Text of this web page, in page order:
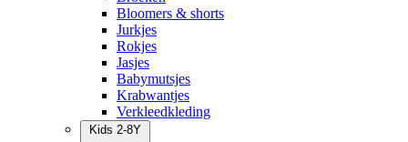
Bloomers & shorts
Jurkjes
Rokjes
Jasjes
Babymutsjes
Krabwantjes
Verkleedkleding
Kids 2-8Y